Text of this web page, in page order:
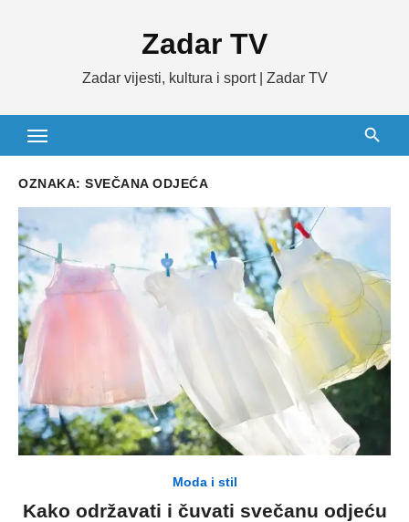
Zadar TV
Zadar vijesti, kultura i sport | Zadar TV
OZNAKA: SVEČANA ODJEĆA
Moda i stil
Kako održavati i čuvati svečanu odjeću